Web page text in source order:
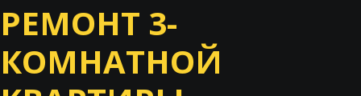
РЕМОНТ 3-
КОМНАТНОЙ